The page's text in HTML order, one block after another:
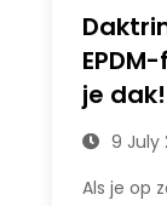
je dak!
9 July
Als je op